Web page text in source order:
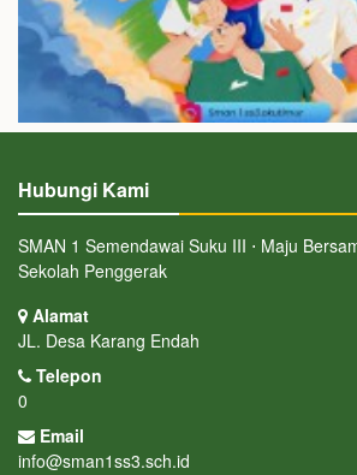
Hubungi Kami
SMAN 1 Semendawai Suku III ⋅ Maju
Sekolah Penggerak
Alamat
JL. Desa Karang Endah
Telepon
0
Email
info@sman1ss3.sch.id